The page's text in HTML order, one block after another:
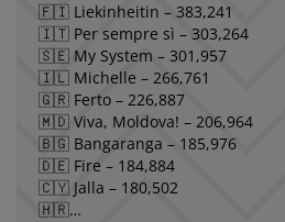
🇫🇮 Liekinheitin – 383,241
🇮🇹 Per sempre sì – 303,264
🇸🇪 My System – 301,957
🇮🇱 Michelle – 266,761
🇬🇷 Ferto – 226,887
🇲🇩 Viva, Moldova! – 206,964
🇧🇬 Bangaranga – 185,976
🇩🇪 Fire – 184,884
🇨🇾 Jalla – 180,502
🇭🇷…